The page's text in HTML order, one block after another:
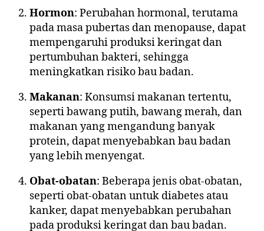
Hormon: Perubahan hormonal, terutama
pada masa pubertas dan menopause, dapat
mempengaruhi produksi keringat dan
pertumbuhan bakteri, sehingga
meningkatkan risiko bau badan.
Makanan: Konsumsi makanan tertentu,
seperti bawang putih, bawang merah, dan
makanan yang mengandung banyak
protein, dapat menyebabkan bau badan
yang lebih menyengat.
Obat-obatan: Beberapa jenis obat-obatan,
seperti obat-obatan untuk diabetes atau
kanker, dapat menyebabkan perubahan
pada produksi keringat dan bau badan.